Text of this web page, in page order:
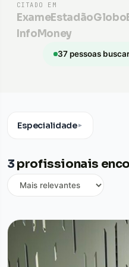
CITADO EM
ExameEstadão
InfoMoney
37 pessoas
Especialidade▼
3 profissionais